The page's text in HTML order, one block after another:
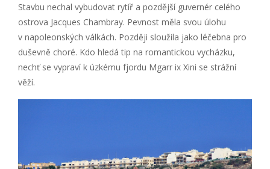
Stavbu nechal vybudovat rytíř a pozdější guvernér celého
ostrova Jacques Chambray. Pevnost měla svou úlohu
v napoleonských válkách. Později sloužila jako léčebna pro
duševně choré. Kdo hledá tip na romantickou vycházku,
nechť se vypraví k úzkému fjordu Mgarr ix Xini se strážní
věží.